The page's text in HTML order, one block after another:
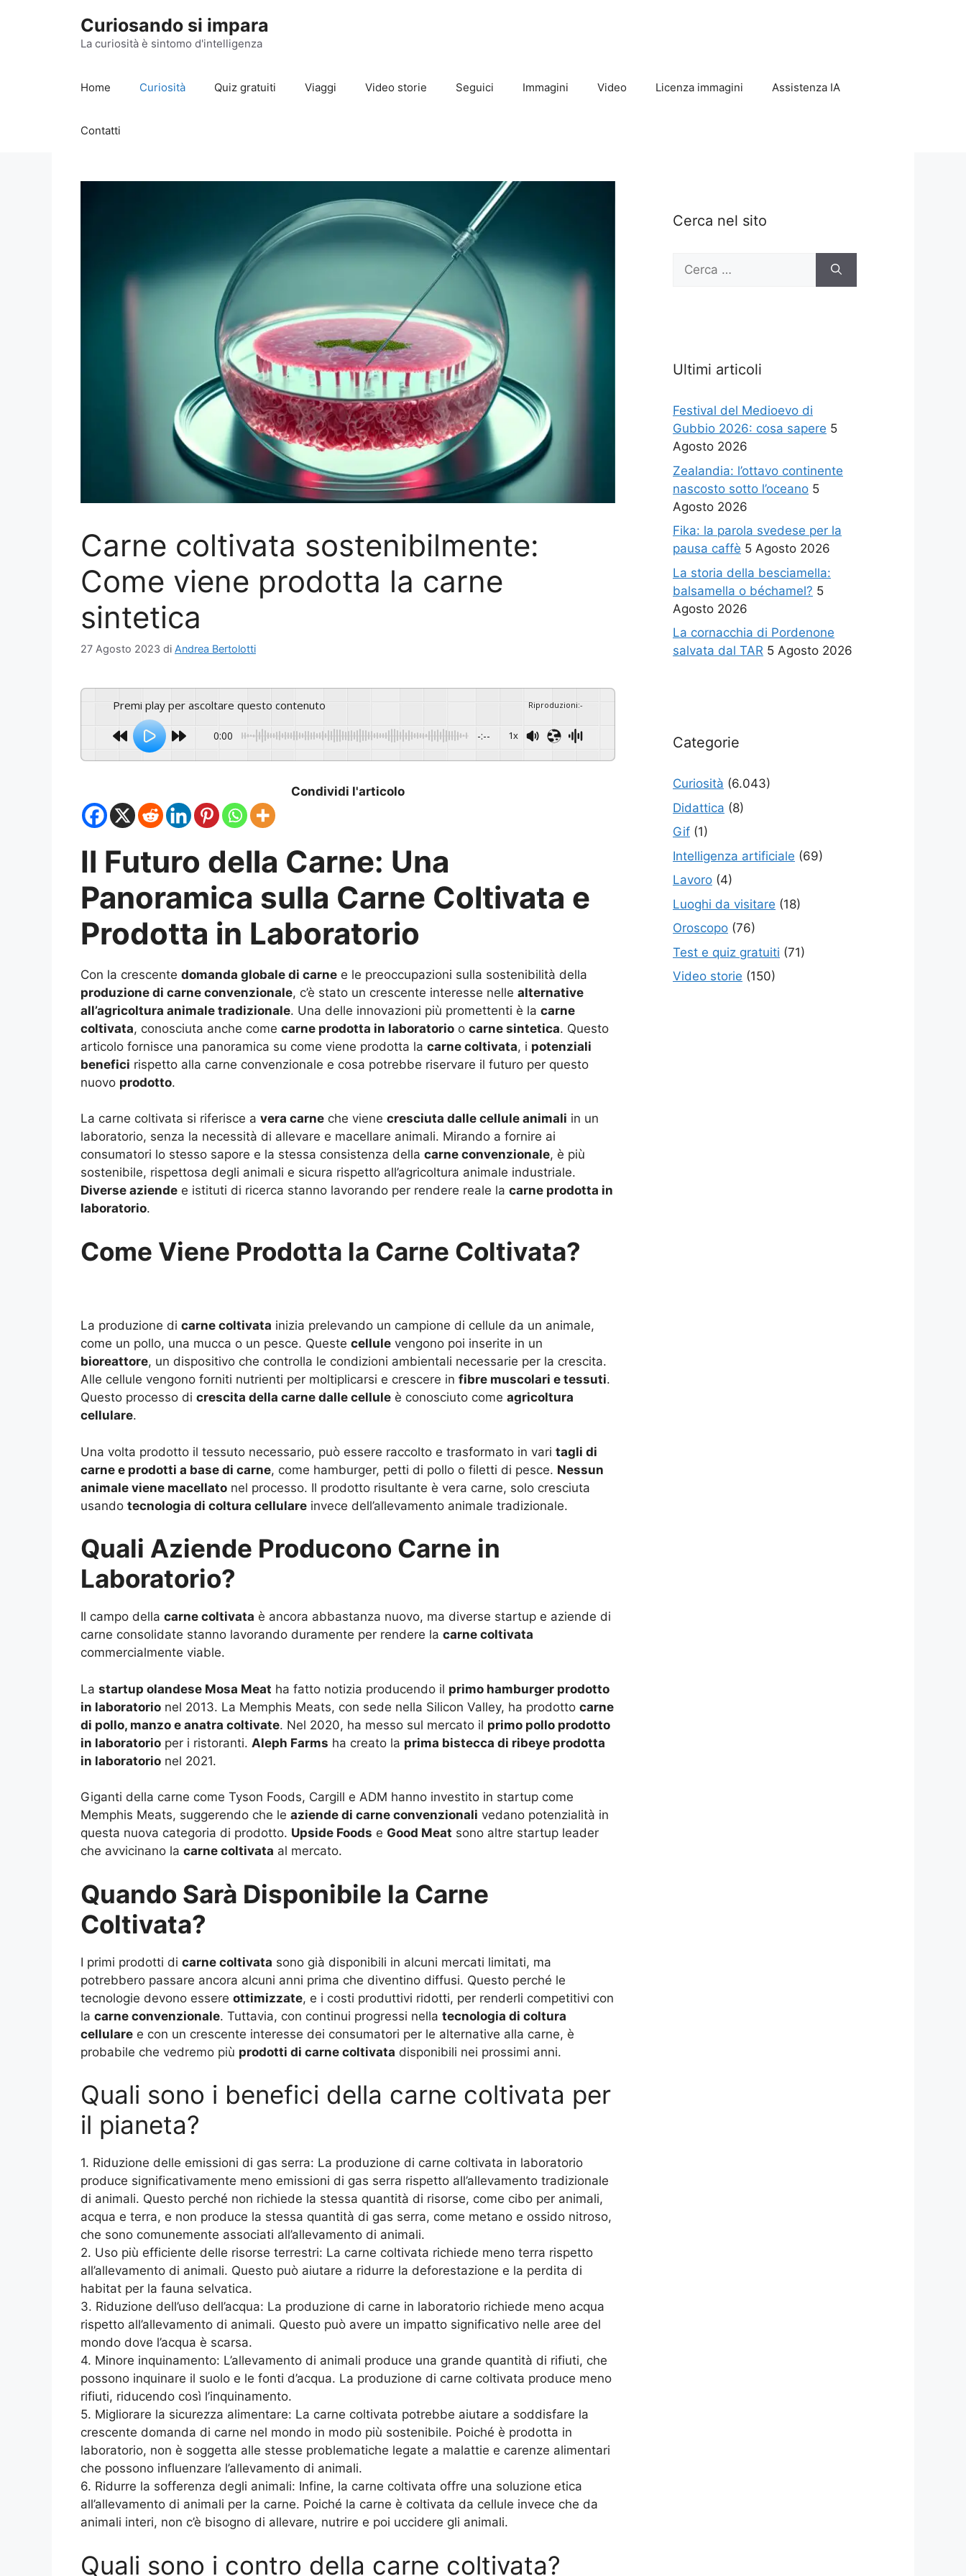
Curiosando si impara
La curiosità è sintomo d'intelligenza
Home Curiosità Quiz gratuiti Viaggi Video storie Seguici Immagini Video Licenza immagini Assistenza IA
Contatti
Carne coltivata sostenibilmente:
Come viene prodotta la carne
sintetica
27 Agosto 2023 di Andrea Bertolotti
Premi play per ascoltare questo contenuto Riproduzioni:-
0:00 -:-- 1x
Condividi l'articolo
Il Futuro della Carne: Una
Panoramica sulla Carne Coltivata e
Prodotta in Laboratorio
Con la crescente domanda globale di carne e le preoccupazioni sulla sostenibilità della
produzione di carne convenzionale, c’è stato un crescente interesse nelle alternative
all’agricoltura animale tradizionale. Una delle innovazioni più promettenti è la carne
coltivata, conosciuta anche come carne prodotta in laboratorio o carne sintetica. Questo
articolo fornisce una panoramica su come viene prodotta la carne coltivata, i potenziali
benefici rispetto alla carne convenzionale e cosa potrebbe riservare il futuro per questo
nuovo prodotto.
La carne coltivata si riferisce a vera carne che viene cresciuta dalle cellule animali in un
laboratorio, senza la necessità di allevare e macellare animali. Mirando a fornire ai
consumatori lo stesso sapore e la stessa consistenza della carne convenzionale, è più
sostenibile, rispettosa degli animali e sicura rispetto all’agricoltura animale industriale.
Diverse aziende e istituti di ricerca stanno lavorando per rendere reale la carne prodotta in
laboratorio.
Come Viene Prodotta la Carne Coltivata?
La produzione di carne coltivata inizia prelevando un campione di cellule da un animale,
come un pollo, una mucca o un pesce. Queste cellule vengono poi inserite in un
bioreattore, un dispositivo che controlla le condizioni ambientali necessarie per la crescita.
Alle cellule vengono forniti nutrienti per moltiplicarsi e crescere in fibre muscolari e tessuti.
Questo processo di crescita della carne dalle cellule è conosciuto come agricoltura
cellulare.
Una volta prodotto il tessuto necessario, può essere raccolto e trasformato in vari tagli di
carne e prodotti a base di carne, come hamburger, petti di pollo o filetti di pesce. Nessun
animale viene macellato nel processo. Il prodotto risultante è vera carne, solo cresciuta
usando tecnologia di coltura cellulare invece dell’allevamento animale tradizionale.
Quali Aziende Producono Carne in
Laboratorio?
Il campo della carne coltivata è ancora abbastanza nuovo, ma diverse startup e aziende di
carne consolidate stanno lavorando duramente per rendere la carne coltivata
commercialmente viable.
La startup olandese Mosa Meat ha fatto notizia producendo il primo hamburger prodotto
in laboratorio nel 2013. La Memphis Meats, con sede nella Silicon Valley, ha prodotto carne
di pollo, manzo e anatra coltivate. Nel 2020, ha messo sul mercato il primo pollo prodotto
in laboratorio per i ristoranti. Aleph Farms ha creato la prima bistecca di ribeye prodotta
in laboratorio nel 2021.
Giganti della carne come Tyson Foods, Cargill e ADM hanno investito in startup come
Memphis Meats, suggerendo che le aziende di carne convenzionali vedano potenzialità in
questa nuova categoria di prodotto. Upside Foods e Good Meat sono altre startup leader
che avvicinano la carne coltivata al mercato.
Quando Sarà Disponibile la Carne
Coltivata?
I primi prodotti di carne coltivata sono già disponibili in alcuni mercati limitati, ma
potrebbero passare ancora alcuni anni prima che diventino diffusi. Questo perché le
tecnologie devono essere ottimizzate, e i costi produttivi ridotti, per renderli competitivi con
la carne convenzionale. Tuttavia, con continui progressi nella tecnologia di coltura
cellulare e con un crescente interesse dei consumatori per le alternative alla carne, è
probabile che vedremo più prodotti di carne coltivata disponibili nei prossimi anni.
Quali sono i benefici della carne coltivata per
il pianeta?
1. Riduzione delle emissioni di gas serra: La produzione di carne coltivata in laboratorio
produce significativamente meno emissioni di gas serra rispetto all’allevamento tradizionale
di animali. Questo perché non richiede la stessa quantità di risorse, come cibo per animali,
acqua e terra, e non produce la stessa quantità di gas serra, come metano e ossido nitroso,
che sono comunemente associati all’allevamento di animali.
2. Uso più efficiente delle risorse terrestri: La carne coltivata richiede meno terra rispetto
all’allevamento di animali. Questo può aiutare a ridurre la deforestazione e la perdita di
habitat per la fauna selvatica.
3. Riduzione dell’uso dell’acqua: La produzione di carne in laboratorio richiede meno acqua
rispetto all’allevamento di animali. Questo può avere un impatto significativo nelle aree del
mondo dove l’acqua è scarsa.
4. Minore inquinamento: L’allevamento di animali produce una grande quantità di rifiuti, che
possono inquinare il suolo e le fonti d’acqua. La produzione di carne coltivata produce meno
rifiuti, riducendo così l’inquinamento.
5. Migliorare la sicurezza alimentare: La carne coltivata potrebbe aiutare a soddisfare la
crescente domanda di carne nel mondo in modo più sostenibile. Poiché è prodotta in
laboratorio, non è soggetta alle stesse problematiche legate a malattie e carenze alimentari
che possono influenzare l’allevamento di animali.
6. Ridurre la sofferenza degli animali: Infine, la carne coltivata offre una soluzione etica
all’allevamento di animali per la carne. Poiché la carne è coltivata da cellule invece che da
animali interi, non c’è bisogno di allevare, nutrire e poi uccidere gli animali.
Quali sono i contro della carne coltivata?
Cerca nel sito
Ricerca
Ultimi articoli
Festival del Medioevo di
Gubbio 2026: cosa sapere 5
Agosto 2026
Zealandia: l’ottavo continente
nascosto sotto l’oceano 5
Agosto 2026
Fika: la parola svedese per la
pausa caffè 5 Agosto 2026
La storia della besciamella:
balsamella o béchamel? 5
Agosto 2026
La cornacchia di Pordenone
salvata dal TAR 5 Agosto 2026
Categorie
Curiosità (6.043)
Didattica (8)
Gif (1)
Intelligenza artificiale (69)
Lavoro (4)
Luoghi da visitare (18)
Oroscopo (76)
Test e quiz gratuiti (71)
Video storie (150)